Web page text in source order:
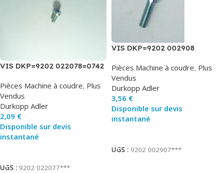
VIS DKP=9202 022078=0742
Pièces Machine à coudre, Plus
Vendus
Durkopp Adler
2,09 €
Disponible sur devis
instantané
UGS : 9202 022077***
VIS DKP=9202 002908
Pièces Machine à coudre, Plus
Vendus
Durkopp Adler
3,56 €
Disponible sur devis
instantané
UGS : 9202 002907***